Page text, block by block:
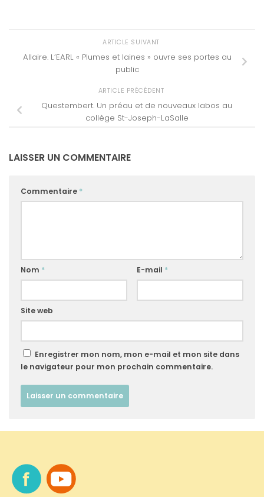
ARTICLE SUIVANT
Allaire. L’EARL « Plumes et laines » ouvre ses portes au
public
ARTICLE PRÉCÉDENT
Questembert. Un préau et de nouveaux labos au
collège St-Joseph-LaSalle
LAISSER UN COMMENTAIRE
Commentaire *
Nom * E-mail *
Site web
Enregistrer mon nom, mon e-mail et mon site dans
le navigateur pour mon prochain commentaire.